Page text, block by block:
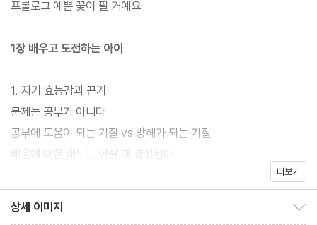
이 책에서는 나는 할 수 있다는 자기 효능감, 내가 스스로 해낼 거라
는 자기 주도성, 더 큰 만족을 위해 유혹에 흔들리지 않고 기다릴 줄
아는 만족 지연 능력, 어려운 문제를 이겨 내고 다시 일어서는 회복
탄력성 등 내면이 단단한 사람으로 성장하기 위해 꼭 길러야 할 10
가지 기초 능력을 엄선하여 소개한다. 아이들은 이 능력을 바탕으로
즐겁게 배우고 성취하며, 더 나아가 올바른 자아를 지닌 어른으로 성
장할 수 있다. 영유아기의 기초 능력 습득은 부모의 영향을 가장 많
프롤로그 예쁜 꽃이 필 거예요
1장 배우고 도전하는 아이
1. 자기 효능감과 끈기
문제는 공부가 아니다
공부에 도움이 되는 기질 vs 방해가 되는 기질
배움에 대한 태도는 어릴 때 결정된다
끈기를 기르는 방법
더보기
상세 이미지